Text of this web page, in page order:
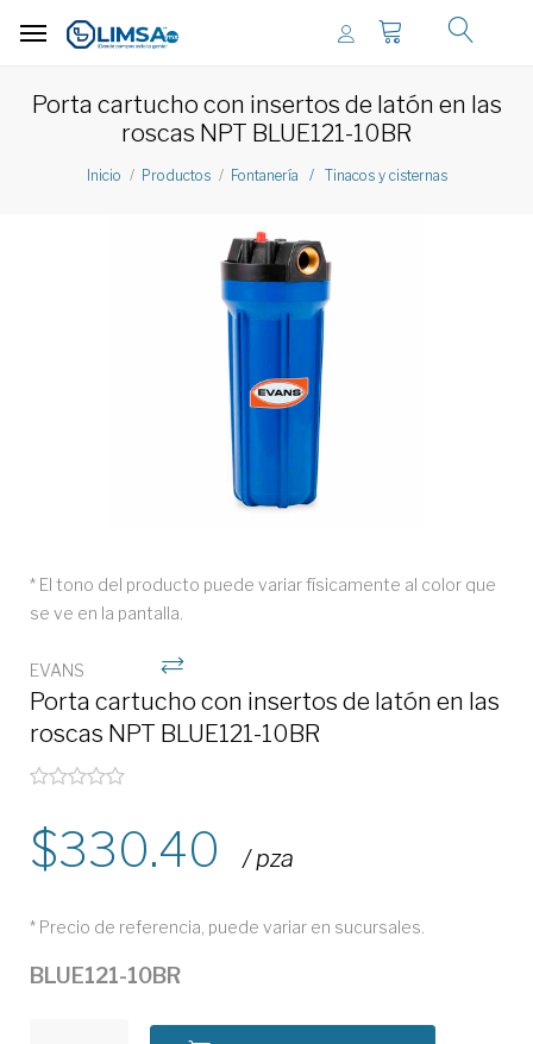
Porta cartucho con insertos de latón en las
roscas NPT BLUE121-10BR
Inicio Productos Fontanería / Tinacos y cisternas
* El tono del producto puede variar físicamente al color que
se ve en la pantalla.
EVANS
Porta cartucho con insertos de latón en las
roscas NPT BLUE121-10BR
330.40 / pza
* Precio de referencia, puede variar en sucursales.
BLUE121-10BR